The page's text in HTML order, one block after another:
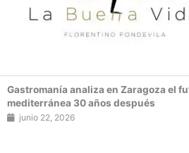
Gastromanía analiza en Zaragoza el
mediterránea 30 años después
junio 22, 2026